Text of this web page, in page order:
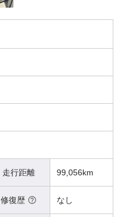
走行距離 99,056km
修復歴 なし